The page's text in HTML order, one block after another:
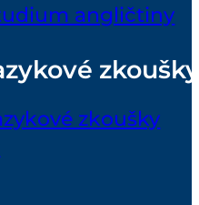
angličtiny
zkoušky